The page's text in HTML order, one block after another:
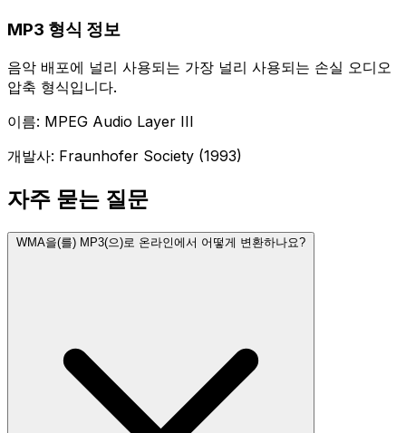
MP3 형식 정보
음악 배포에 널리 사용되는 가장 널리 사용되는 손실 오디오
압축 형식입니다.
이름: MPEG Audio Layer III
개발사: Fraunhofer Society (1993)
자주 묻는 질문
WMA을(를) MP3(으)로 온라인에서 어떻게 변환하나요?